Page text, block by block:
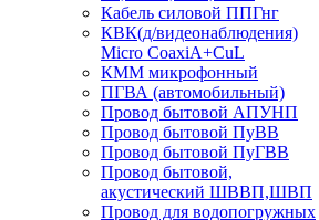
Кабель силовой ППГнг
КВК(д/видеонаблюдения)
Micro CoaxiA+CuL
КММ микрофонный
ПГВА (автомобильный)
Провод бытовой АПУНП
Провод бытовой ПуВВ
Провод бытовой ПуГВВ
Провод бытовой,
акустический ШВВП,ШВП
Провод для водопогружных